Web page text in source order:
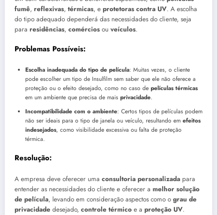
fumê, reflexivas, térmicas, e protetoras contra UV. A escolha
do tipo adequado dependerá das necessidades do cliente, seja
para residências, comércios ou veículos.
Problemas Possíveis:
Escolha inadequada do tipo de película: Muitas vezes, o cliente
pode escolher um tipo de Insulfilm sem saber que ele não oferece a
proteção ou o efeito desejado, como no caso de películas térmicas
em um ambiente que precisa de mais privacidade.
Incompatibilidade com o ambiente: Certos tipos de películas podem
não ser ideais para o tipo de janela ou veículo, resultando em efeitos
indesejados, como visibilidade excessiva ou falta de proteção
térmica.
Resolução:
A empresa deve oferecer uma consultoria personalizada para
entender as necessidades do cliente e oferecer a melhor solução
de película, levando em consideração aspectos como o grau de
privacidade desejado, controle térmico e a proteção UV.